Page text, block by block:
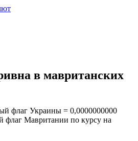
в мавританских
= 0,0000000000
по курсу на